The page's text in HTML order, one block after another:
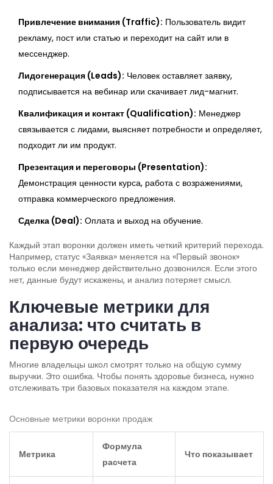
Привлечение внимания (Traffic): Пользователь видит
рекламу, пост или статью и переходит на сайт или в
мессенджер.
Лидогенерация (Leads): Человек оставляет заявку,
подписывается на вебинар или скачивает лид-магнит.
Квалификация и контакт (Qualification): Менеджер
связывается с лидами, выясняет потребности и определяет,
подходит ли им продукт.
Презентация и переговоры (Presentation):
Демонстрация ценности курса, работа с возражениями,
отправка коммерческого предложения.
Сделка (Deal): Оплата и выход на обучение.
Каждый этап воронки должен иметь четкий критерий перехода.
Например, статус «Заявка» меняется на «Первый звонок»
только если менеджер действительно дозвонился. Если этого
нет, данные будут искажены, и анализ потеряет смысл.
Ключевые метрики для
анализа: что считать в
первую очередь
Многие владельцы школ смотрят только на общую сумму
выручки. Это ошибка. Чтобы понять здоровье бизнеса, нужно
отслеживать три базовых показателя на каждом этапе.
Основные метрики воронки продаж
Метрика
Формула
расчета
Что показывает